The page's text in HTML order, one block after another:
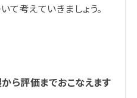
て考えていきましょう。
ら評価までおこなえます